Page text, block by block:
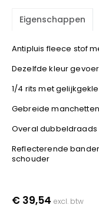
Safety
Shugon
Stanley/
TowelCity
YOKO
Eigenschappen
Antipluis fleece stof
Dezelfde kleur
1/4 rits met
Gebreide
Overal dubbeldraads
Reflecterende
schouder
€ 39,54 excl. btw